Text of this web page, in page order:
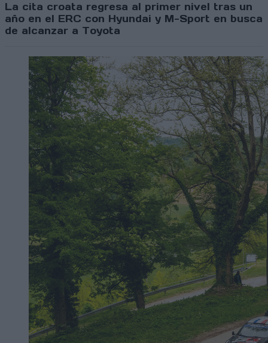
La cita croata regresa al primer nivel tras un
año en el ERC con Hyundai y M-Sport en busca
de alcanzar a Toyota